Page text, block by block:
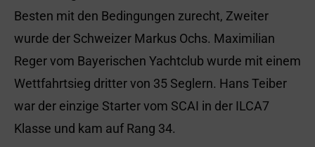
Besten mit den Bedingungen zurecht, Zweiter
wurde der Schweizer Markus Ochs. Maximilian
Reger vom Bayerischen Yachtclub wurde mit einem
Wettfahrtsieg dritter von 35 Seglern. Hans Teiber
war der einzige Starter vom SCAI in der ILCA7
Klasse und kam auf Rang 34.